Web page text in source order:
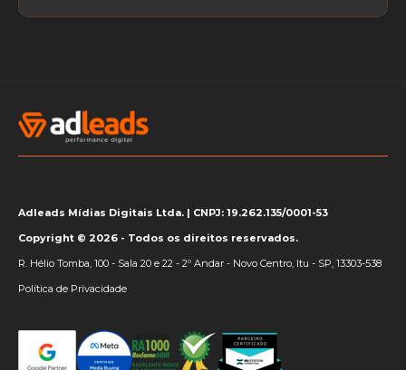
Adleads Mídias Digitais Ltda. | CNPJ: 19.262.135/0001-53
Copyright © 2026 - Todos os direitos reservados.
R. Hélio Tomba, 100 - Sala 20 e 22 - 2º Andar - Novo Centro, Itu - SP, 13303-538
Política de Privacidade